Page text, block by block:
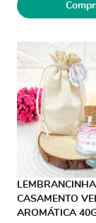
CASAMENTO
AROMÁTICA